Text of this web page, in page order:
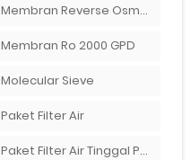
Membran Reverse Osmosis
Membran Ro 2000 GPD
Molecular Sieve
Paket Filter Air
Paket Filter Air Tinggal Pasang